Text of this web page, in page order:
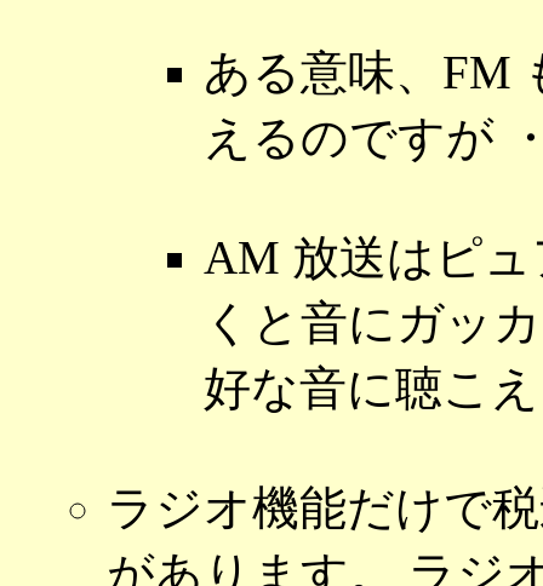
ある意味、FM
えるのですが
AM 放送はピ
くと音にガッ
好な音に聴こ
ラジオ機能だけで
があります。 ラジ